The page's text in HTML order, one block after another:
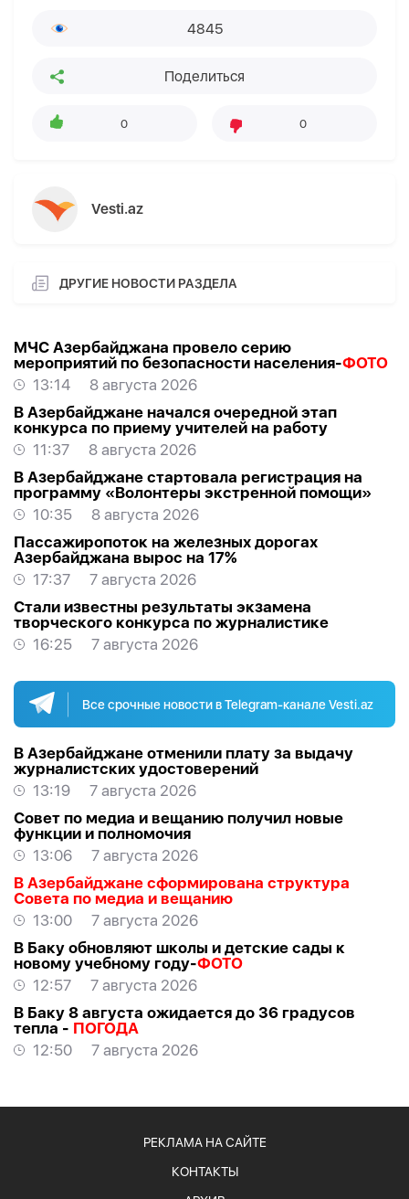
4845
Поделиться
0 0
Vesti.az
ДРУГИЕ НОВОСТИ РАЗДЕЛА
МЧС Азербайджана провело серию
мероприятий по безопасности населения-ФОТО
13:14
8 августа 2026
В Азербайджане начался очередной этап
конкурса по приему учителей на работу
11:37
8 августа 2026
В Азербайджане стартовала регистрация на
программу «Волонтеры экстренной помощи»
10:35
8 августа 2026
Пассажиропоток на железных дорогах
Азербайджана вырос на 17%
17:37
7 августа 2026
Стали известны результаты экзамена
творческого конкурса по журналистике
16:25
7 августа 2026
Все срочные новости в Telegram-канале Vesti.az
В Азербайджане отменили плату за выдачу
журналистских удостоверений
13:19
7 августа 2026
Совет по медиа и вещанию получил новые
функции и полномочия
13:06
7 августа 2026
В Азербайджане сформирована структура
Совета по медиа и вещанию
13:00
7 августа 2026
В Баку обновляют школы и детские сады к
новому учебному году-ФОТО
12:57
7 августа 2026
В Баку 8 августа ожидается до 36 градусов
тепла - ПОГОДА
12:50
7 августа 2026
РЕКЛАМА НА САЙТЕ
КОНТАКТЫ